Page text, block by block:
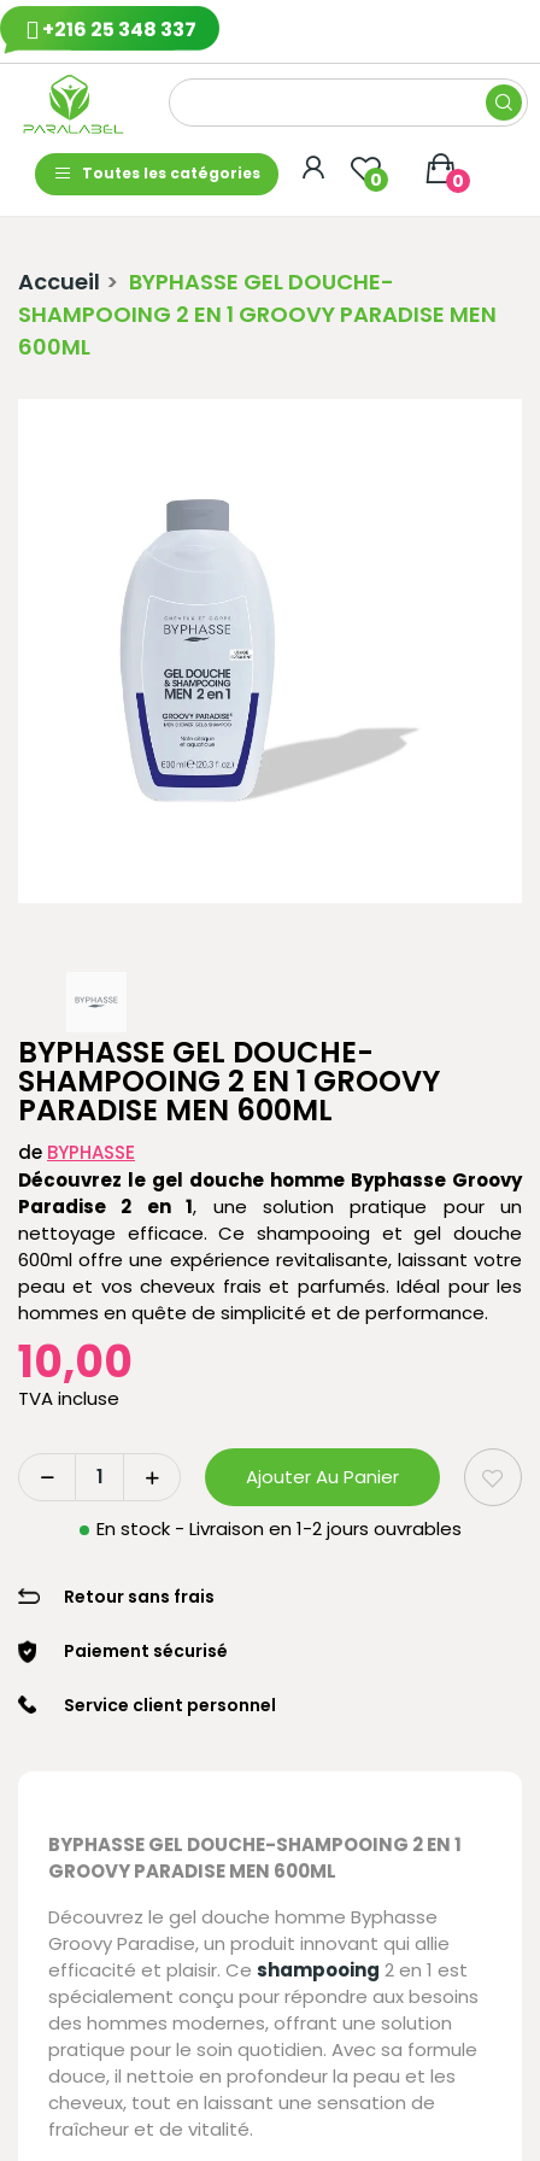
+216 25 348 337
Toutes les catégories 0 0
Accueil
BYPHASSE GEL DOUCHE-
SHAMPOOING 2 EN 1 GROOVY PARADISE MEN
600ML
BYPHASSE GEL DOUCHE-
SHAMPOOING 2 EN 1 GROOVY
PARADISE MEN 600ML
de BYPHASSE
Découvrez le gel douche homme Byphasse Groovy
Paradise 2 en 1, une solution pratique pour un
nettoyage efficace. Ce shampooing et gel douche
600ml offre une expérience revitalisante, laissant votre
peau et vos cheveux frais et parfumés. Idéal pour les
hommes en quête de simplicité et de performance.
10,00
TVA incluse
Ajouter Au Panier
En stock - Livraison en 1-2 jours ouvrables
Retour sans frais
Paiement sécurisé
Service client personnel
BYPHASSE GEL DOUCHE-SHAMPOOING 2 EN 1
GROOVY PARADISE MEN 600ML
Découvrez le gel douche homme Byphasse
Groovy Paradise, un produit innovant qui allie
efficacité et plaisir. Ce shampooing 2 en 1 est
spécialement conçu pour répondre aux besoins
des hommes modernes, offrant une solution
pratique pour le soin quotidien. Avec sa formule
douce, il nettoie en profondeur la peau et les
cheveux, tout en laissant une sensation de
fraîcheur et de vitalité.